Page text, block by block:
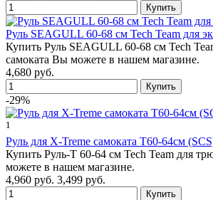
Руль SEAGULL 60-68 см Tech Team для
Купить Руль SEAGULL 60-68 см Tech
самоката Вы можете в нашем магазине.
4,680 руб.
-29%
1
Руль для X-Treme самоката T60-64см
Купить Руль-T 60-64 см Tech Team для
можете в нашем магазине.
4,960 руб. 3,499 руб.